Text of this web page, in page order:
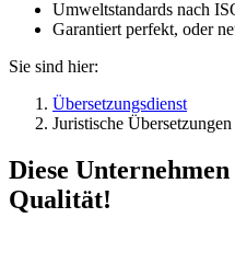
Umweltstandards nach
Garantiert perfekt, oder
Sie sind hier:
Übersetzungsdienst
Juristische
Diese
Qualität!